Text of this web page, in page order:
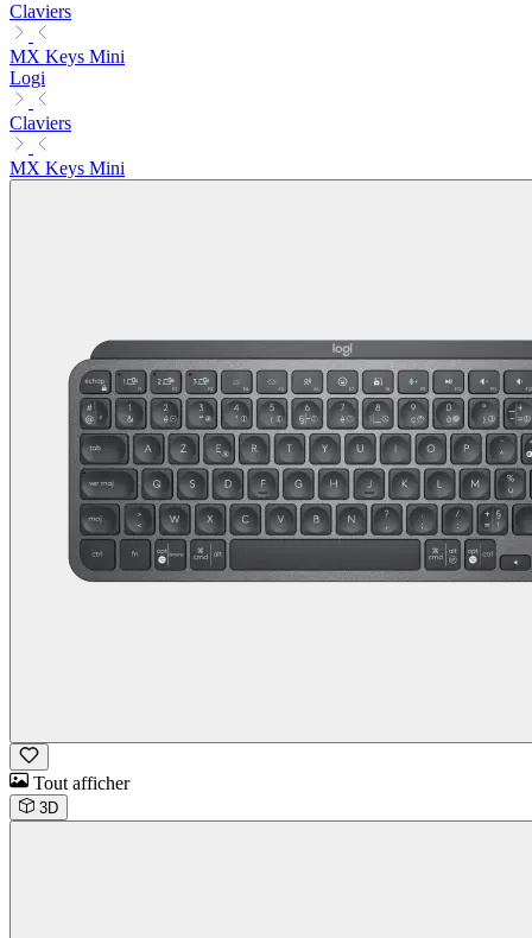
Claviers
MX Keys Mini
Logi
Claviers
MX Keys Mini
Tout afficher
3D